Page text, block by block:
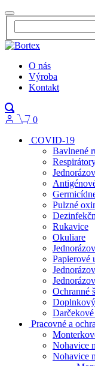
O nás
Výroba
Kontakt
0
COVID-19
Bavlnené
Pulzné
Rukavice
Okuliare
Papierové
Ochranné
Pracovné a
Nohavice
Nohavice